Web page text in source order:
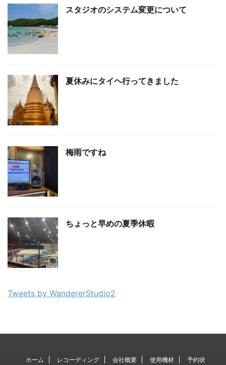
スタジオのシステム変更について
夏休みにタイヘ行ってきました
梅雨ですね
ちょっと早めの夏季休暇
Tweets by WandererStudio2
ホーム レコーディング 会社概要 使用機材 予約状